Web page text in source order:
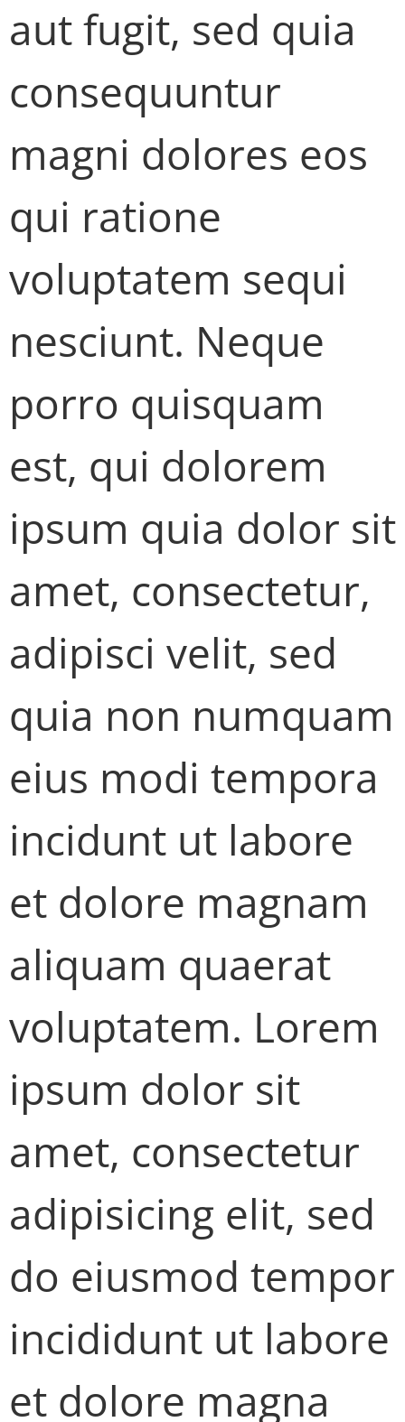
aut fugit, sed quia
consequuntur
magni dolores eos
qui ratione
voluptatem sequi
nesciunt. Neque
porro quisquam
est, qui dolorem
ipsum quia dolor sit
amet, consectetur,
adipisci velit, sed
quia non numquam
eius modi tempora
incidunt ut labore
et dolore magnam
aliquam quaerat
voluptatem. Lorem
ipsum dolor sit
amet, consectetur
adipisicing elit, sed
do eiusmod tempor
incididunt ut labore
et dolore magna